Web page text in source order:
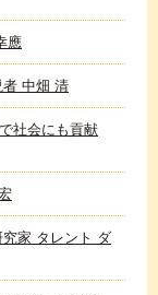
應
中畑 清
社会にも貢献
家 タレント ダ